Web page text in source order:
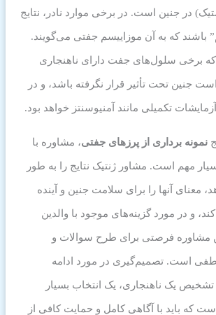
در جنین است. در برخی موارد نادر، نتایج
که به آن موزاییسم جفتی می‌گویند.
که برخی سلول‌های جفت دارای ناهنجاری
جنین تحت تأثیر قرار نگرفته باشد، و در
تکمیلی مانند آمنیوسنتز خواهد بود.
نمونه برداری از پرزهای جفتی، مشاوره با
مهم است. مشاور ژنتیک نتایج را به طور
معنای آنها را برای سلامت جنین و آینده
و در مورد گزینه‌های موجود با والدین
مشاوره فرصتی برای طرح سوالات و
است. تصمیم‌گیری در مورد ادامه
یک ناهنجاری، یک انتخاب بسیار
که باید با آگاهی کامل و حمایت کافی از